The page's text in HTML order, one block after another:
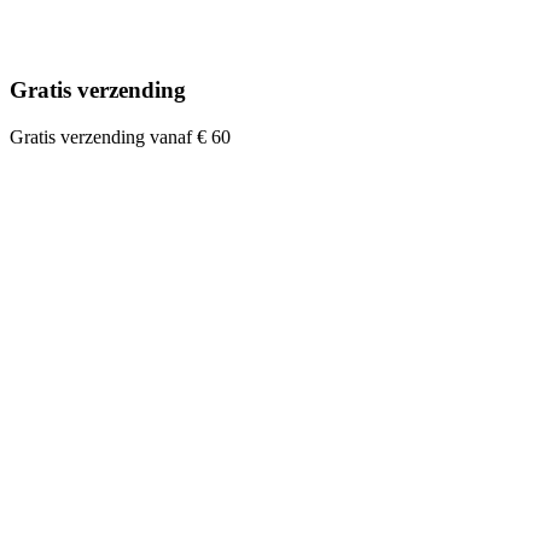
Gratis verzending
Gratis verzending vanaf € 60